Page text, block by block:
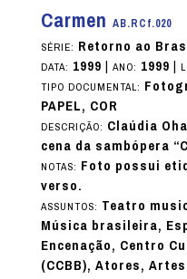
Carmen AB.RCf.020
SÉRIE: Retorno ao
DATA: 1999| ANO: 1999|
TIPO DOCUMENTAL:
PAPEL, COR
DESCRIÇÃO: Claúdia
cena da sambópera
NOTAS: Foto possui
verso.
ASSUNTOS: Teatro
Música brasileira,
Encenação, Centro
(CCBB), Atores,